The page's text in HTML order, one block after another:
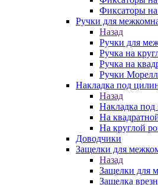
Фиксаторы на
Ручки для
Назад
Ручки для
Ручка на
Ручка на
Ручки
Накладка под
Назад
Накладка
На
На круглой
Доводчики
Защелки для
Назад
Защелки для
Защелка